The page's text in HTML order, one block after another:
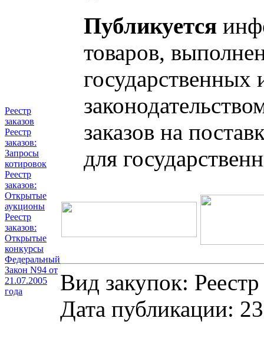
Реестр
заказов
Реестр
заказов:
Запросы
котировок
Реестр
заказов:
Открытые
аукционы
Реестр
заказов:
Открытые
конкурсы
Федеральный
Закон N94 от
21.07.2005
года
Публикуется
товаров,
заказов на
для
Вид закупок:
Дата публикации: